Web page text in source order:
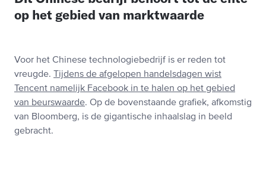
op het gebied van marktwaarde
Voor het Chinese technologiebedrijf is er reden tot
vreugde.
Tijdens de afgelopen handelsdagen wist
Tencent namelijk Facebook in te halen op het gebied
van beurswaarde. Op de bovenstaande grafiek, afkomstig
van Bloomberg, is de gigantische inhaalslag in beeld
gebracht.